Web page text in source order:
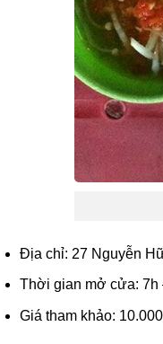
Địa chỉ: 27 Nguyễn
Thời gian mở cửa: 7h
Giá tham khảo: